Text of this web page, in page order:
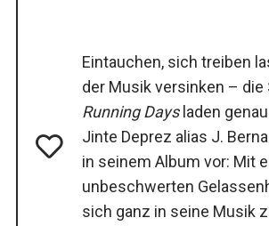
Eintauchen, sich treiben
der Musik versinken – die
Running Daysladen
Jinte Deprez alias J.
in seinem Album vor: Mit
unbeschwerten
sich ganz in seine Musik